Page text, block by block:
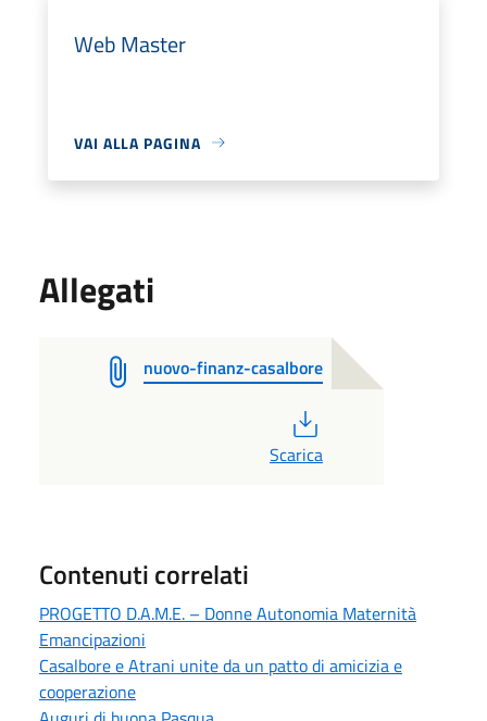
Web Master
VAI ALLA PAGINA
Allegati
nuovo-finanz-casalbore
Scarica
Contenuti correlati
PROGETTO D.A.M.E. – Donne Autonomia Maternità
Emancipazioni
Casalbore e Atrani unite da un patto di amicizia e
cooperazione